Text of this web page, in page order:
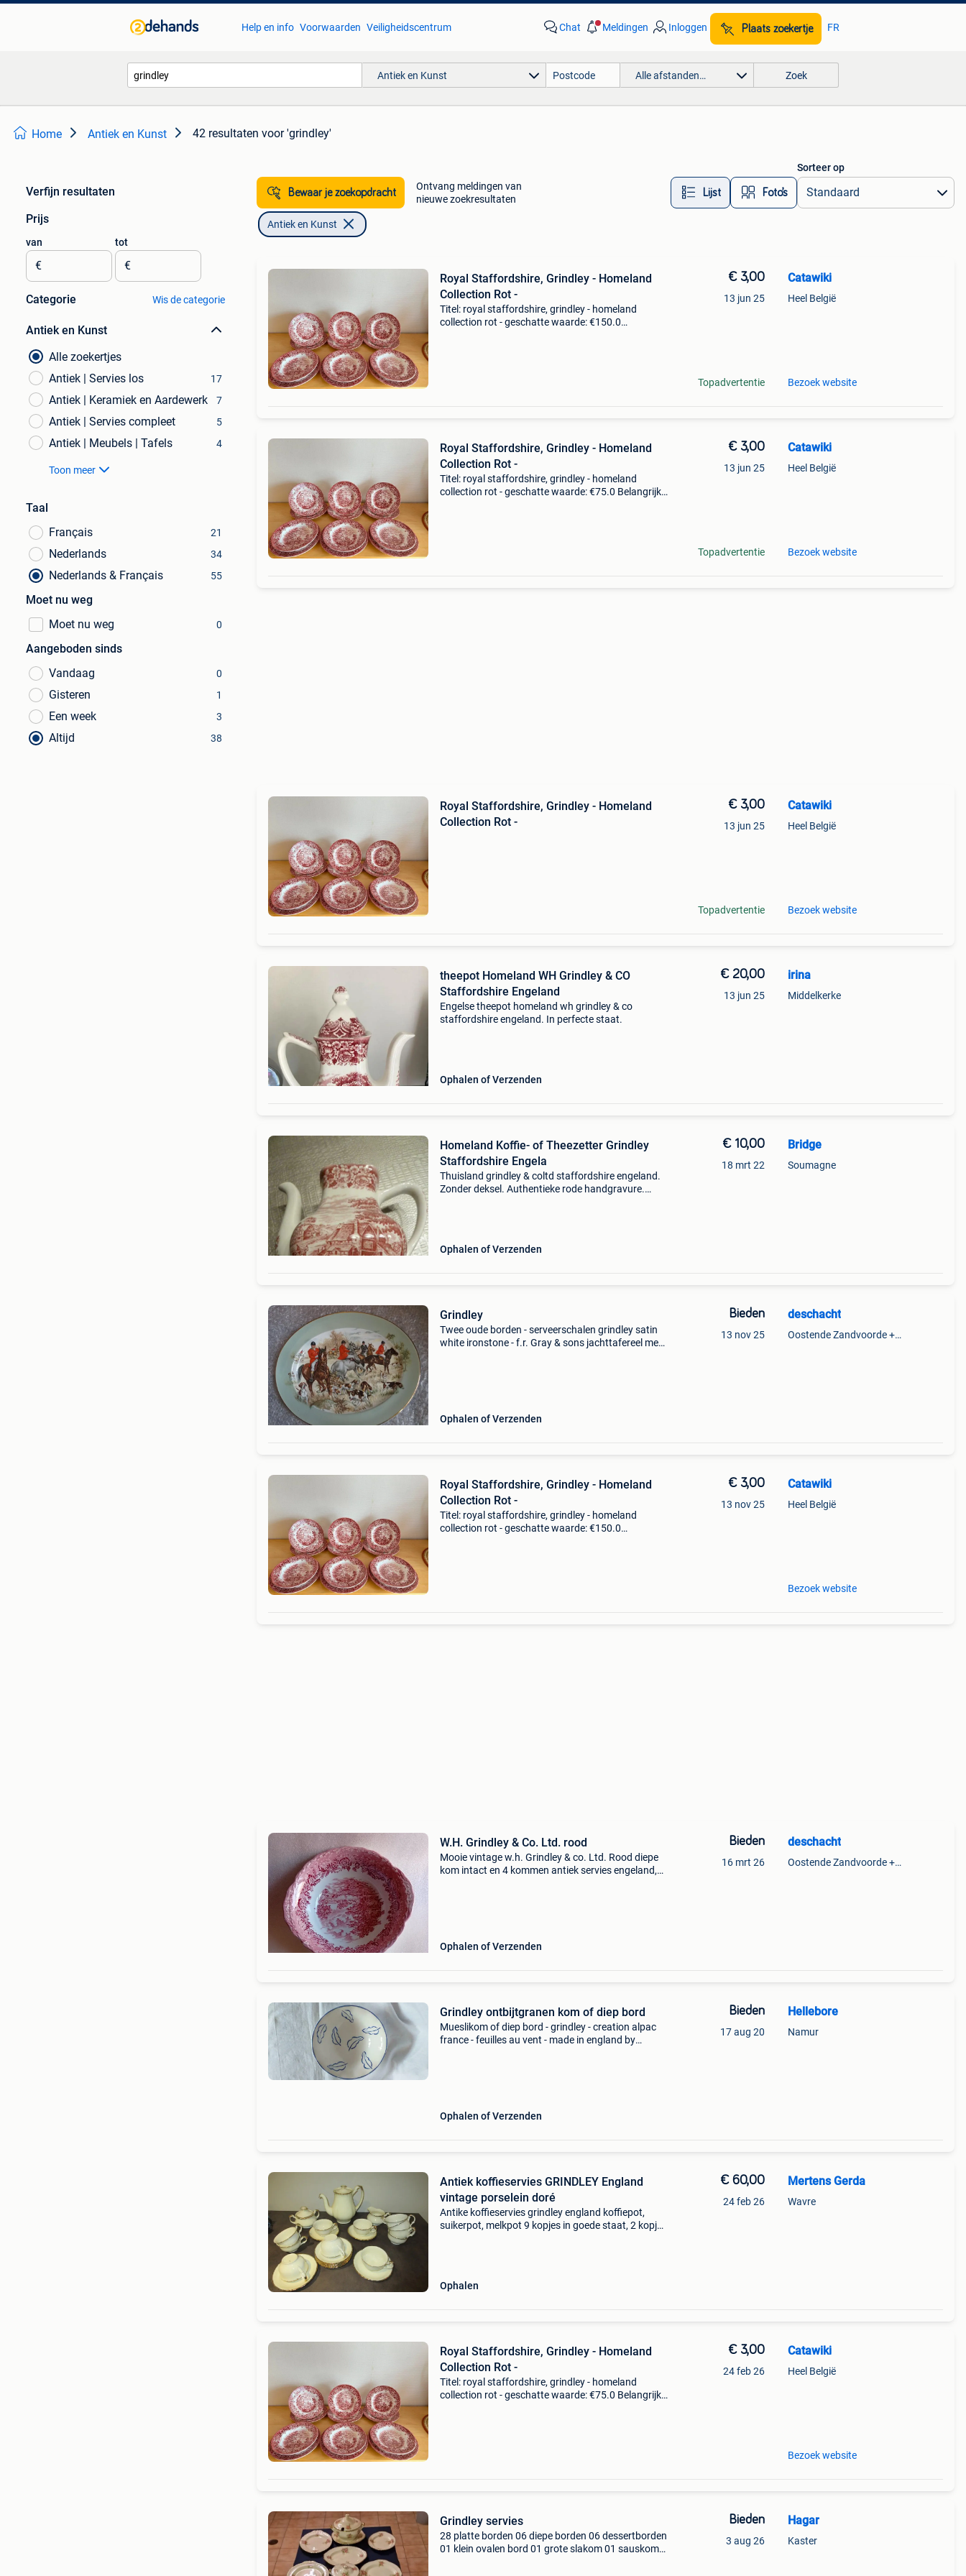
Help en info Voorwaarden Veiligheidscentrum Chat Meldingen Inloggen Plaats zoekertje FR
Antiek en Kunst Alle afstanden… Zoek
Home Antiek en Kunst 42 resultaten voor 'grindley'
Verfijn resultaten
Prijs
van
€
tot
€
Categorie Wis de categorie
Antiek en Kunst
Alle zoekertjes
Antiek | Servies los
17
Antiek | Keramiek en Aardewerk 7
Antiek | Servies compleet 5
Antiek | Meubels | Tafels 4
Toon meer
Taal
Français
21
Nederlands 34
Nederlands & Français 55
Moet nu weg
Moet nu weg
0
Aangeboden sinds
Vandaag
0
Gisteren 1
Een week 3
Altijd 38
Bewaar je zoekopdracht
Ontvang meldingen van
nieuwe zoekresultaten
Lijst Foto’s
Sorteer op
Antiek en Kunst
Royal Staffordshire, Grindley - Homeland
Collection Rot -
Titel: royal staffordshire, grindley - homeland
collection rot - geschatte waarde: €150.0
€ 3,00
13 jun 25
Topadvertentie
Catawiki
Heel België
Bezoek website
Royal Staffordshire, Grindley - Homeland
Collection Rot -
Titel: royal staffordshire, grindley - homeland
collection rot - geschatte waarde: €75.0 Belangrijk:
€ 3,00
13 jun 25
Topadvertentie
Catawiki
Heel België
Bezoek website
Royal Staffordshire, Grindley - Homeland
Collection Rot -
€ 3,00
13 jun 25
Topadvertentie
Catawiki
Heel België
Bezoek website
theepot Homeland WH Grindley & CO
Staffordshire Engeland
Engelse theepot homeland wh grindley & co
staffordshire engeland. In perfecte staat.
Ophalen of Verzenden
€ 20,00
13 jun 25
irina
Middelkerke
Homeland Koffie- of Theezetter Grindley
Staffordshire Engela
Thuisland grindley & coltd staffordshire engeland.
Zonder deksel. Authentieke rode handgravure.
Ophalen of Verzenden
€ 10,00
18 mrt 22
Bridge
Soumagne
Grindley
Twee oude borden - serveerschalen grindley satin
white ironstone - f.r. Gray & sons jachttafereel met
Ophalen of Verzenden
Bieden
13 nov 25
deschacht
Oostende Zandvoorde +Oostende
Royal Staffordshire, Grindley - Homeland
Collection Rot -
Titel: royal staffordshire, grindley - homeland
collection rot - geschatte waarde: €150.0
€ 3,00
13 nov 25
Catawiki
Heel België
Bezoek website
W.H. Grindley & Co. Ltd. rood
Mooie vintage w.h. Grindley & co. Ltd. Rood diepe
kom intact en 4 kommen antiek servies engeland,
Ophalen of Verzenden
Bieden
16 mrt 26
deschacht
Oostende Zandvoorde +Oostende
Grindley ontbijtgranen kom of diep bord
Mueslikom of diep bord - grindley - creation alpac
france - feuilles au vent - made in england by
Ophalen of Verzenden
Bieden
17 aug 20
Hellebore
Namur
Antiek koffieservies GRINDLEY England
vintage porselein doré
Antike koffieservies grindley england koffiepot,
suikerpot, melkpot 9 kopjes in goede staat, 2 kopjes
Ophalen
€ 60,00
24 feb 26
Mertens Gerda
Wavre
Royal Staffordshire, Grindley - Homeland
Collection Rot -
Titel: royal staffordshire, grindley - homeland
collection rot - geschatte waarde: €75.0 Belangrijk:
€ 3,00
24 feb 26
Catawiki
Heel België
Bezoek website
Grindley servies
28 platte borden 06 diepe borden 06 dessertborden
01 klein ovalen bord 01 grote slakom 01 sauskom
Bieden
3 aug 26
Hagar
Kaster